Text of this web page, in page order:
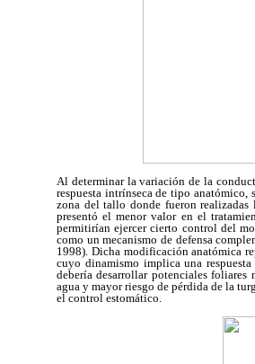
Al determinar la variación de la
respuesta intrínseca de tipo
zona del tallo donde fueron realizadas
presentó el menor valor en el
permitirían ejercer cierto control del
como un mecanismo de defensa
1998). Dicha modificación anatómica
cuyo dinamismo implica una
debería desarrollar potenciales
agua y mayor riesgo de pérdida de la
el control estomático.